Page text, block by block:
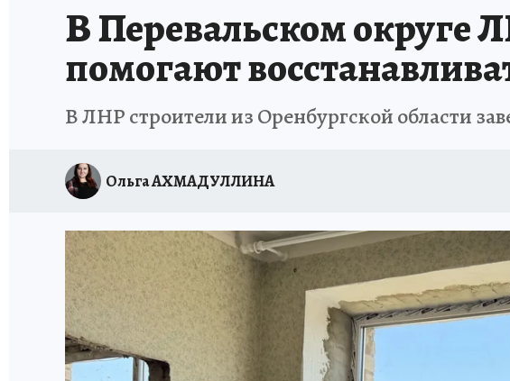
ИСПЫТАНО НА СЕБЕ
В Перевальском округе
помогают
В ЛНР строители из Оренбургской области
Ольга АХМАДУЛЛИНА